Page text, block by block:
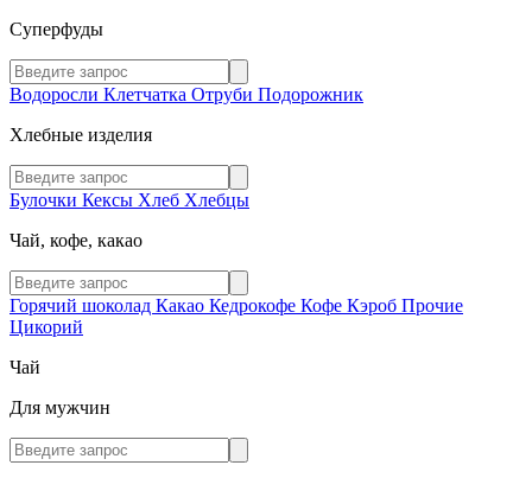
Суперфуды
Водоросли Клетчатка Отруби Подорожник
Хлебные изделия
Булочки Кексы Хлеб Хлебцы
Чай, кофе, какао
Горячий шоколад Какао Кедрокофе Кофе Кэроб Прочие
Цикорий
Чай
Для мужчин